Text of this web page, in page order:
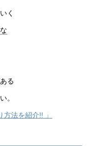
く
る
。
法を紹介!! 」